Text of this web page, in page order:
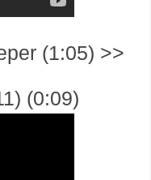
(1:05) >>
(0:09)